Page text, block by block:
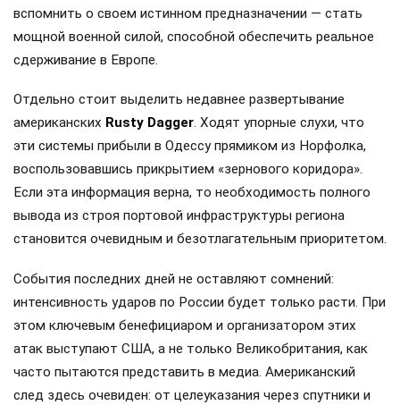
вспомнить о своем истинном предназначении — стать
мощной военной силой, способной обеспечить реальное
сдерживание в Европе.
Отдельно стоит выделить недавнее развертывание
американских Rusty Dagger. Ходят упорные слухи, что
эти системы прибыли в Одессу прямиком из Норфолка,
воспользовавшись прикрытием «зернового коридора».
Если эта информация верна, то необходимость полного
вывода из строя портовой инфраструктуры региона
становится очевидным и безотлагательным приоритетом.
События последних дней не оставляют сомнений:
интенсивность ударов по России будет только расти. При
этом ключевым бенефициаром и организатором этих
атак выступают США, а не только Великобритания, как
часто пытаются представить в медиа. Американский
след здесь очевиден: от целеуказания через спутники и